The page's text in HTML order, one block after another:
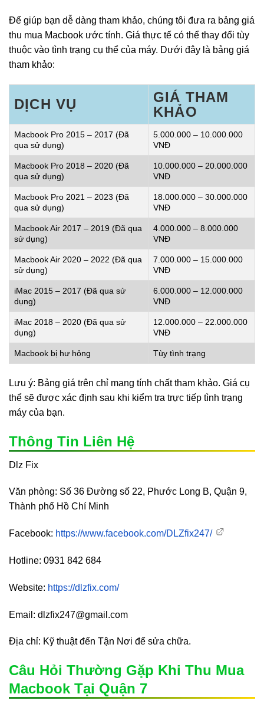
Để giúp bạn dễ dàng tham khảo, chúng tôi đưa ra bảng giá
thu mua Macbook ước tính. Giá thực tế có thể thay đổi tùy
thuộc vào tình trạng cụ thể của máy. Dưới đây là bảng giá
tham khảo:
DỊCH VỤ
GIÁ THAM
KHẢO
Macbook Pro 2015 – 2017 (Đã
qua sử dụng)
5.000.000 – 10.000.000
VNĐ
Macbook Pro 2018 – 2020 (Đã
qua sử dụng)
10.000.000 – 20.000.000
VNĐ
Macbook Pro 2021 – 2023 (Đã
qua sử dụng)
18.000.000 – 30.000.000
VNĐ
Macbook Air 2017 – 2019 (Đã qua
sử dụng)
4.000.000 – 8.000.000
VNĐ
Macbook Air 2020 – 2022 (Đã qua
sử dụng)
7.000.000 – 15.000.000
VNĐ
iMac 2015 – 2017 (Đã qua sử
dụng)
6.000.000 – 12.000.000
VNĐ
iMac 2018 – 2020 (Đã qua sử
dụng)
12.000.000 – 22.000.000
VNĐ
Macbook bị hư hỏng Tùy tình trạng
Lưu ý: Bảng giá trên chỉ mang tính chất tham khảo. Giá cụ
thể sẽ được xác định sau khi kiểm tra trực tiếp tình trạng
máy của bạn.
Thông Tin Liên Hệ
Dlz Fix
Văn phòng: Số 36 Đường số 22, Phước Long B, Quận 9,
Thành phố Hồ Chí Minh
Facebook: https://www.facebook.com/DLZfix247/
Hotline: 0931 842 684
Website: https://dlzfix.com/
Email: dlzfix247@gmail.com
Địa chỉ: Kỹ thuật đến Tận Nơi để sửa chữa.
Câu Hỏi Thường Gặp Khi Thu Mua
Macbook Tại Quận 7